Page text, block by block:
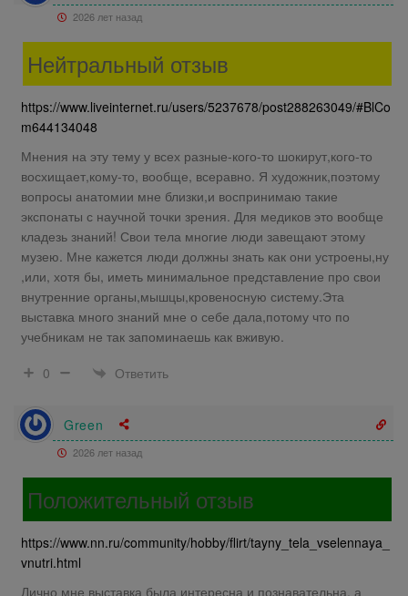
2026 лет назад
Нейтральный отзыв
https://www.liveinternet.ru/users/5237678/post288263049/#BlCo
m644134048
Мнения на эту тему у всех разные-кого-то шокирут,кого-то
восхищает,кому-то, вообще, всеравно. Я художник,поэтому
вопросы анатомии мне близки,и воспринимаю такие
экспонаты с научной точки зрения. Для медиков это вообще
кладезь знаний! Свои тела многие люди завещают этому
музею. Мне кажется люди должны знать как они устроены,ну
,или, хотя бы, иметь минимальное представление про свои
внутренние органы,мышцы,кровеносную систему.Эта
выставка много знаний мне о себе дала,потому что по
учебникам не так запоминаешь как вживую.
0
Ответить
Green
2026 лет назад
Положительный отзыв
https://www.nn.ru/community/hobby/flirt/tayny_tela_vselennaya_
vnutri.html
Лично мне выставка была интересна и познавательна, а